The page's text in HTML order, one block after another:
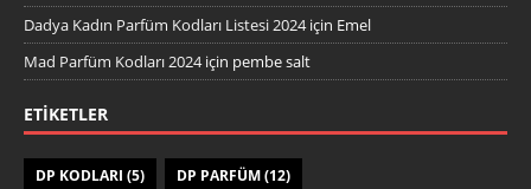
Dadya Kadın Parfüm Kodları Listesi 2024için Emel
Mad Parfüm Kodları 2024için pembe salt
ETIKETLER
DP KODLARI (5) DP PARFÜM(12)